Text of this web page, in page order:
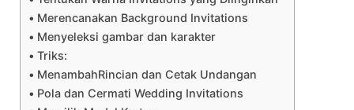
Merencanakan Background Invitations
Menyeleksi gambar dan karakter
Triks:
MenambahRincian dan Cetak Undangan
Pola dan Cermati Wedding Invitations